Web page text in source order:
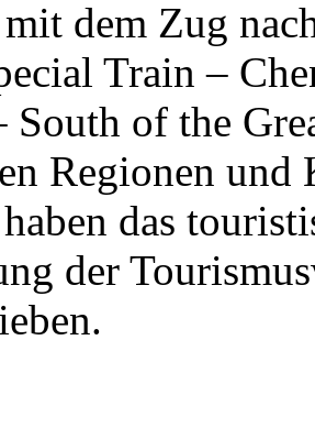
dem Zug
Train –
South of the
Regionen
das
der